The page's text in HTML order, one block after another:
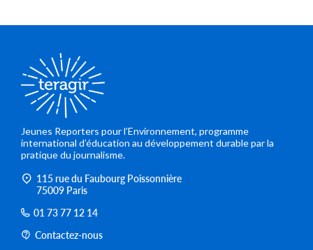
Jeunes Reporters pour l’Environnement, programme
international d’éducation au développement durable par la
pratique du journalisme.
115 rue du Faubourg Poissonnière
75009 Paris
01 73 77 12 14
Contactez-nous